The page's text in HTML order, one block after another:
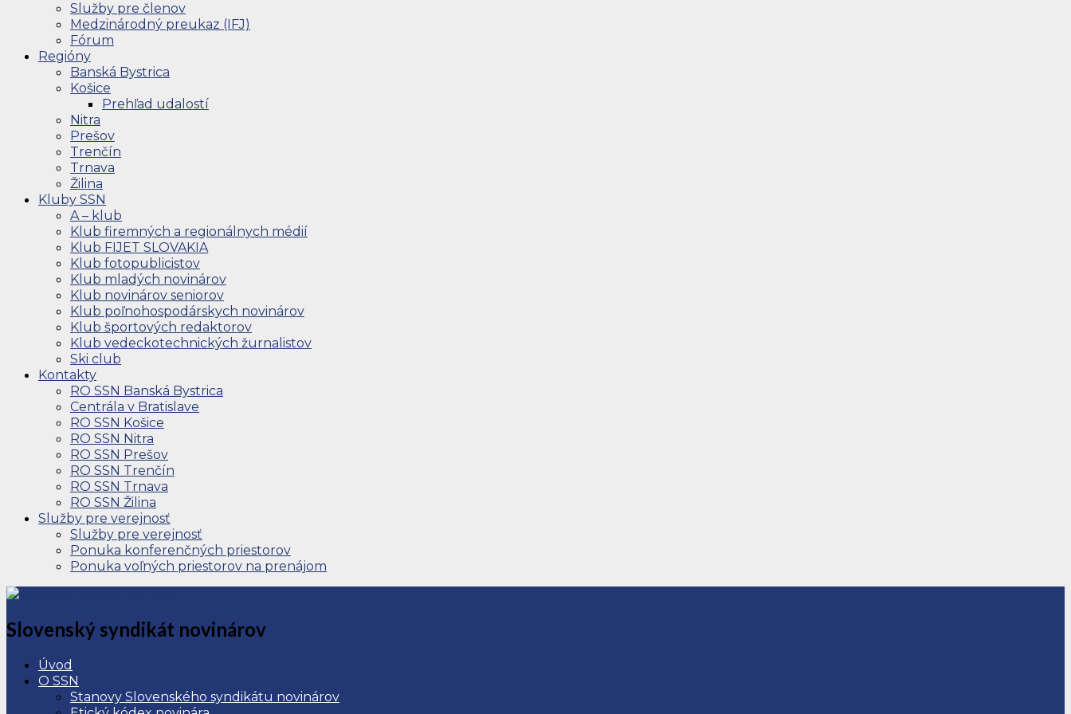
Služby pre členov
Medzinárodný preukaz (IFJ)
Fórum
Regióny
Banská Bystrica
Košice
Prehľad udalostí
Nitra
Prešov
Trenčín
Trnava
Žilina
Kluby SSN
A – klub
Klub firemných a regionálnych médií
Klub FIJET SLOVAKIA
Klub fotopublicistov
Klub mladých novinárov
Klub novinárov seniorov
Klub poľnohospodárskych novinárov
Klub športových redaktorov
Klub vedeckotechnických žurnalistov
Ski club
Kontakty
RO SSN Banská Bystrica
Centrála v Bratislave
RO SSN Košice
RO SSN Nitra
RO SSN Prešov
RO SSN Trenčín
RO SSN Trnava
RO SSN Žilina
Služby pre verejnosť
Služby pre verejnosť
Ponuka konferenčných priestorov
Ponuka voľných priestorov na prenájom
Slovenský syndikát novinárov
Úvod
O SSN
Stanovy Slovenského syndikátu novinárov